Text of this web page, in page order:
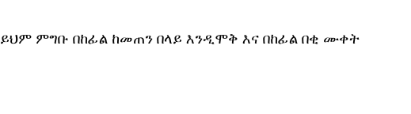
ምግቡ በከፊል ከመጠን በላይ እንዲሞቅ እና በከፊል በቂ ሙቀት